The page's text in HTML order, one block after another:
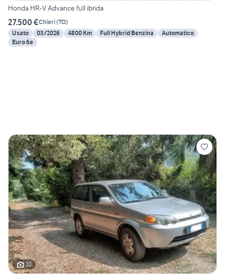
Honda HR-V Advance full ibrida
27.500 €Chieri(TO)
Usato
03/2026 4800 Km Full Hybrid Benzina
Automatico
Euro 6e
10